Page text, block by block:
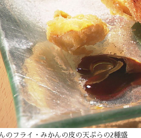
のフライ・みかんの皮の天ぷらの2種盛